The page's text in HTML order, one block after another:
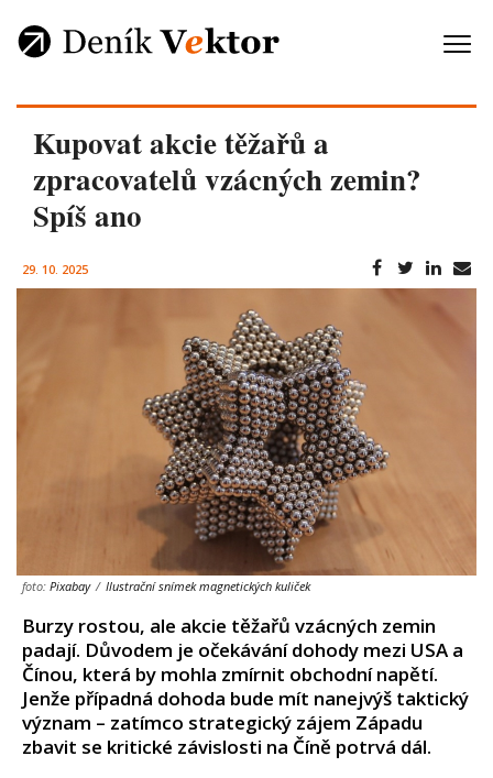
Kupovat akcie těžařů a
zpracovatelů vzácných zemin?
Spíš ano
29. 10. 2025
foto: Pixabay / Ilustrační snímek magnetických kuliček
Burzy rostou, ale akcie těžařů vzácných zemin
padají. Důvodem je očekávání dohody mezi USA a
Čínou, která by mohla zmírnit obchodní napětí.
Jenže případná dohoda bude mít nanejvýš taktický
význam – zatímco strategický zájem Západu
zbavit se kritické závislosti na Číně potrvá dál.